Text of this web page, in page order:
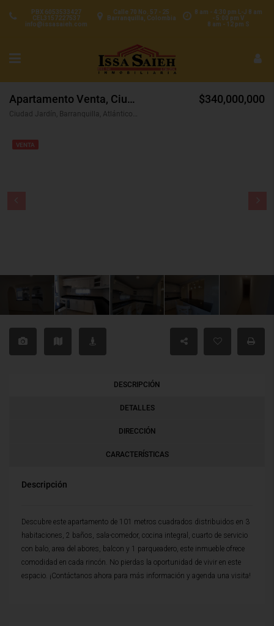
8 am - 4:30 pm L-J 8 am
- 5:00 pm V
8 am - 12 pm S
Calle 70 No. 57 - 25
Barranquilla, Colombia
PBX 6053533427
CEL3157227537
info@issasaieh.com
Apartamento Venta, Ciudad Jardín, Barranquilla (31592)
Ciudad Jardín, Barranquilla, Atlántico, Colombia
$340,000,000
VENTA
DESCRIPCIÓN
DETALLES
DIRECCIÓN
CARACTERÍSTICAS
Descripción
Descubre este apartamento de 101 metros cuadrados distribuidos en 3
habitaciones, 2 baños, sala-comedor, cocina integral, cuarto de servicio
con balo, area del abores, balcon y 1 parqueadero, este inmueble ofrece
comodidad en cada rincón. No pierdas la oportunidad de vivir en este
espacio. ¡Contáctanos ahora para más información y agenda una visita!